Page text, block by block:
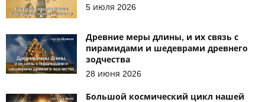
5 июля 2026
Древние меры длины, и их связь с
пирамидами и шедеврами древнего
зодчества
28 июня 2026
Большой космический цикл нашей